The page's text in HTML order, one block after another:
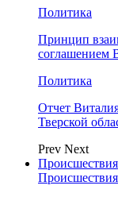
Политика
Принцип
соглашением
Политика
Отчет
Тверской
Prev Next
Происшествия
Происшествия